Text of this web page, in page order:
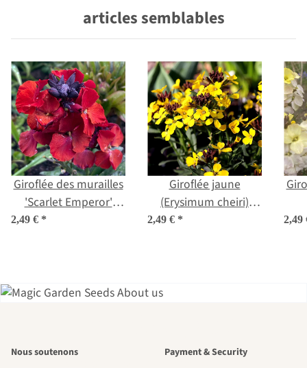
articles semblables
Giroflée des murailles
'Scarlet Emperor'
(Erysimum cheiri)
2,49 € *
Giroflée jaune
(Erysimum cheiri)
2,49 € * 2,49
Nous soutenons Payment & Security